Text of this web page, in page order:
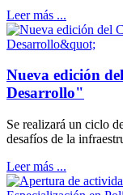
Leer más ...
Nueva edición
Desarrollo"
Se realizará un ciclo
desafíos de la
Leer más ...